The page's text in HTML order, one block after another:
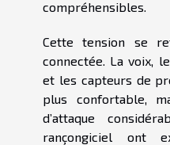
compréhensibles.
Cette tension se
connectée. La voix,
et les capteurs de
plus confortable,
d’attaque
rançongiciel ont